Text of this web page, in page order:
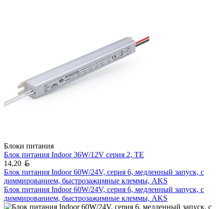
Блоки питания
Блок питания Indoor 36W/12V серия 2, TE
14,20
Блок питания Indoor 60W/24V, серия 6, медленный запуск, с
диммированием, быстрозажимные клеммы, AKS
Блок питания Indoor 60W/24V, серия 6, медленный запуск, с
диммированием, быстрозажимные клеммы, AKS